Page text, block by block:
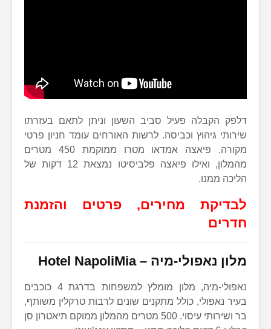
דלפק הקבלה פעיל סביב השעון וניתן לתאם בעזרתו
שירותי גיהוץ וכביסה. לרשות האורחים עומד חניון פרטי
מקורה. פיאצה אמדאו מטרו ממוקמת 450 מטרים
מהמלון, ואילו פיאצה פלביסיטו נמצאת 12 דקות של
הליכה ממנו.
לבדיקת מחירים, פרטים והזמנת
חדרים
מלון נאפולי-מיה –Hotel NapoliMia
נאפולי-מיה, מלון מומלץ למשפחות בדרגת 4 כוכבים
בעיר נאפולי, כולל מתקנים שונים לרבות טרקלין משותף,
בר ושירותי עיסוי. 500 מטרים מהמלון ממוקם תיאטרון סן